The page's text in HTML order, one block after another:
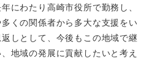
にわたり高崎市役所で勤務し、
くの関係者から多大な支援をい
しとして、今後もこの地域で継
地域の発展に貢献したいと考え